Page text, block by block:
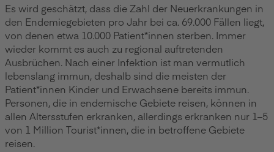
Es wird geschätzt, dass die Zahl der Neuerkrankungen in
den Endemiegebieten pro Jahr bei ca. 69.000 Fällen liegt,
von denen etwa 10.000 Patient*innen sterben. Immer
wieder kommt es auch zu regional auftretenden
Ausbrüchen. Nach einer Infektion ist man vermutlich
lebenslang immun, deshalb sind die meisten der
Patient*innen Kinder und Erwachsene bereits immun.
Personen, die in endemische Gebiete reisen, können in
allen Altersstufen erkranken, allerdings erkranken nur 1–5
von 1 Million Tourist*innen, die in betroffene Gebiete
reisen.